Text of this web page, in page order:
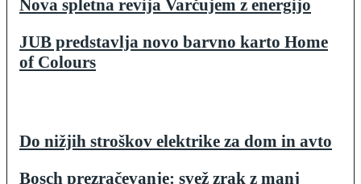
Nova spletna revija Varčujem z energijo
JUB predstavlja novo barvno karto Home
of Colours
Do nižjih stroškov elektrike za dom in avto
Bosch prezračevanje: svež zrak z manj